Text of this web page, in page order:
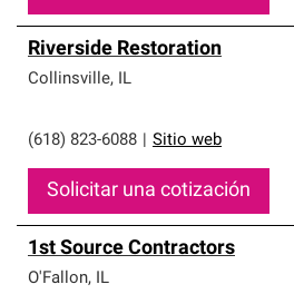
Riverside Restoration
Collinsville, IL
(618) 823-6088 Sitio web
Solicitar una cotización
1st Source Contractors
O'Fallon, IL